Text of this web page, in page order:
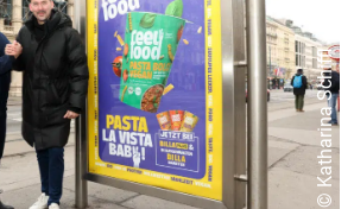
© Katharina Schiffl